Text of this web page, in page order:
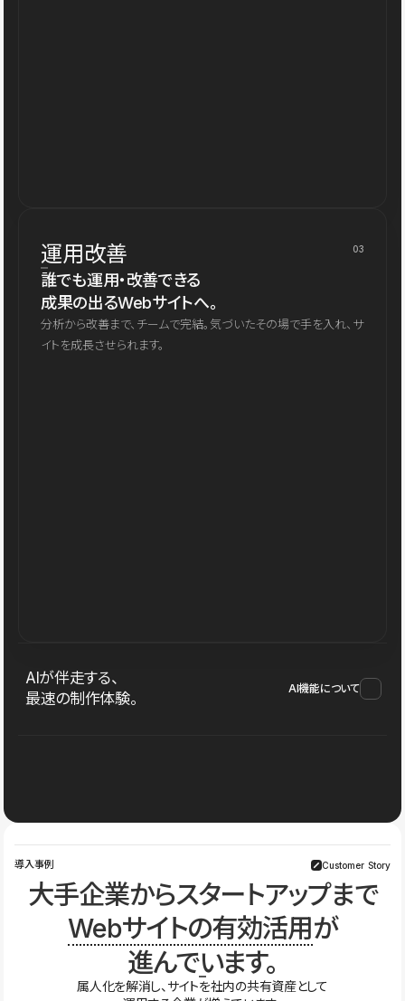
運用改善 03
誰でも運用・改善できる
成果の出るWebサイトへ。
分析から改善まで、チームで完結。気づいたその場で手を入れ、サ
イトを成長させられます。
AIが伴走する、
最速の制作体験。
AI機能について
導入事例 Customer Story
大手企業からスタートアップまで
Webサイトの有効活用が
進んでいます。
属人化を解消し、サイトを社内の共有資産として